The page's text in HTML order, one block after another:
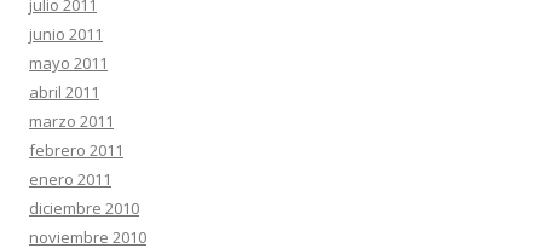
julio 2011
junio 2011
mayo 2011
abril 2011
marzo 2011
febrero 2011
enero 2011
diciembre 2010
noviembre 2010